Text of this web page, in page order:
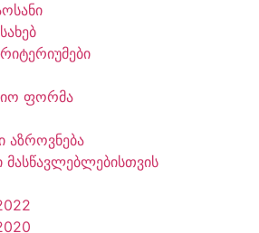
ფორმა
აზროვნება
მასწავლებლებისთვის